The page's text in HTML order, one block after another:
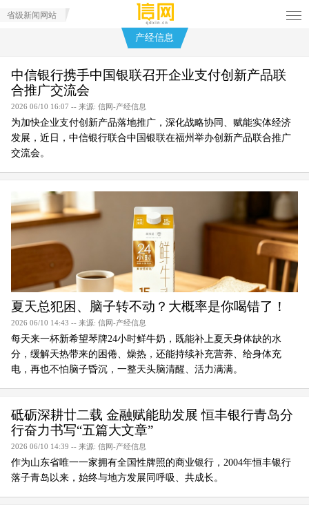
产经信息
省级新闻网站
中信银行携手中国银联召开企业支付创新产品联
合推广交流会
2026 06/10 16:07 -- 来源: 信网-产经信息
为加快企业支付创新产品落地推广，深化战略协同、赋能实体经济
发展，近日，中信银行联合中国银联在福州举办创新产品联合推广
交流会。
夏天总犯困、脑子转不动？大概率是你喝错了！
2026 06/10 14:43 -- 来源: 信网-产经信息
每天来一杯新希望琴牌24小时鲜牛奶，既能补上夏天身体缺的水
分，缓解天热带来的困倦、燥热，还能持续补充营养、给身体充
电，再也不怕脑子昏沉，一整天头脑清醒、活力满满。
砥砺深耕廿二载 金融赋能助发展 恒丰银行青岛分
行奋力书写“五篇大文章”
2026 06/10 14:39 -- 来源: 信网-产经信息
作为山东省唯一一家拥有全国性牌照的商业银行，2004年恒丰银行
落子青岛以来，始终与地方发展同呼吸、共成长。